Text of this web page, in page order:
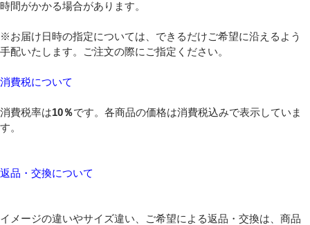
時間がかかる場合があります。
※お届け日時の指定については、できるだけご希望に沿えるよう
手配いたします。ご注文の際にご指定ください。
消費税について
消費税率は10％です。各商品の価格は消費税込みで表示していま
す。
返品・交換について
イメージの違いやサイズ違い、ご希望による返品・交換は、商品